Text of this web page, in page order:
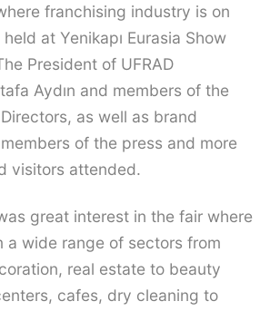
franchising industry is on
at Yenikapı Eurasia Show
President of UFRAD
Aydın and members of the
as well as brand
of the press and more
visitors attended.
great interest in the fair where
a wide range of sectors from
real estate to beauty
cafes, dry cleaning to